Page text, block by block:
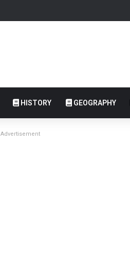
HISTORY GEOGRAPHY
Advertisement